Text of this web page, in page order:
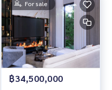
For sale
฿34,500,000